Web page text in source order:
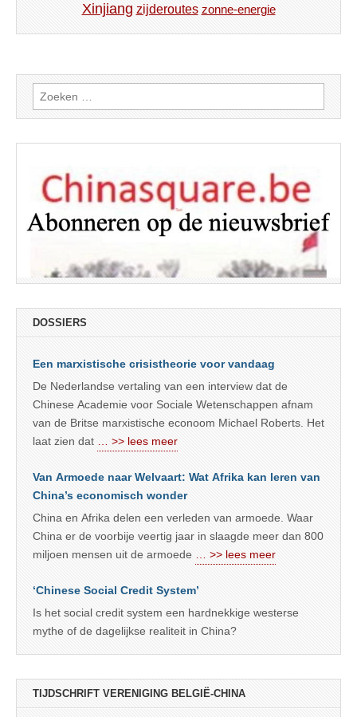
Xinjiang zijderoutes zonne-energie
Zoeken
naar:
DOSSIERS
Een marxistische crisistheorie voor vandaag
De Nederlandse vertaling van een interview dat de
Chinese Academie voor Sociale Wetenschappen afnam
van de Britse marxistische econoom Michael Roberts. Het
laat zien dat
… >> lees meer
Van Armoede naar Welvaart: Wat Afrika kan leren van
China’s economisch wonder
China en Afrika delen een verleden van armoede. Waar
China er de voorbije veertig jaar in slaagde meer dan 800
miljoen mensen uit de armoede
… >> lees meer
‘Chinese Social Credit System’
Is het social credit system een hardnekkige westerse
mythe of de dagelijkse realiteit in China?
TIJDSCHRIFT VERENIGING BELGIË-CHINA